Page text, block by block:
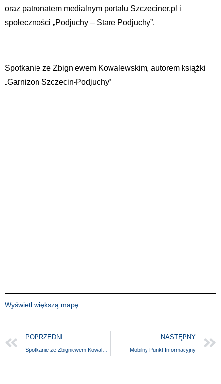
oraz patronatem medialnym portalu Szczeciner.pl i
społeczności „Podjuchy – Stare Podjuchy”.
Spotkanie ze Zbigniewem Kowalewskim, autorem książki
„Garnizon Szczecin-Podjuchy”
Wyświetl większą mapę
POPRZEDNI NASTĘPNY
Mobilny Punkt Informacyjny